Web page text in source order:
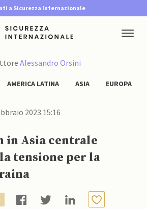
a Sicurezza Internazionale
Alessandro Orsini
AMERICA LATINA ASIA EUROPA
2023 15:16
in Asia centrale
tensione per la